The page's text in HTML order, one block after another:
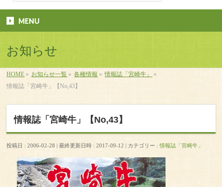
MENU
お知らせ
HOME » お知らせ一覧 » 各種情報 » 情報誌「宮崎牛」
»
情報誌「宮崎牛」【No,43】
情報誌「宮崎牛」【No,43】
投稿日 : 2006-02-28 最終更新日時 : 2017-09-12 カテゴリー :情報誌「宮崎牛」